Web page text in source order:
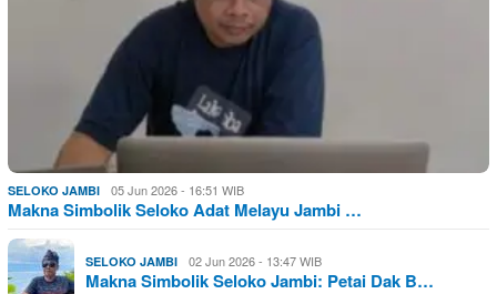
SELOKO JAMBI 05 Jun 2026 - 16:51 WIB
Makna Simbolik Seloko Adat Melayu Jambi …
SELOKO JAMBI 02 Jun 2026 - 13:47 WIB
Makna Simbolik Seloko Jambi: Petai Dak B…